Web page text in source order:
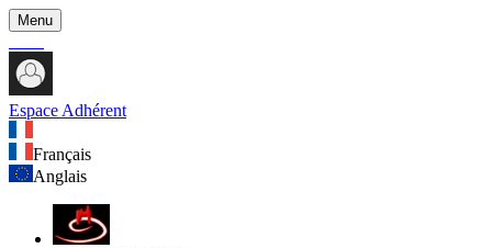
Menu
Espace Adhérent
Français
Anglais